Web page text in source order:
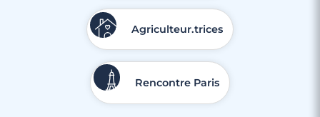
Agriculteur.trices
Rencontre Paris